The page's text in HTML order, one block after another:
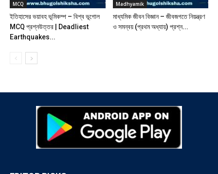
MCQ
ইতিহাসের ভয়াবহ ভূমিকম্প – বিশ্ব ভূগোল
MCQ প্রশ্নউত্তর | Deadliest
Earthquakes...
Madhyamik
মাধ্যমিক জীবন বিজ্ঞান – জীবজগতে নিয়ন্ত্রণ
ও সমন্বয় (প্রথম অধ্যায়) প্রশ্ন...